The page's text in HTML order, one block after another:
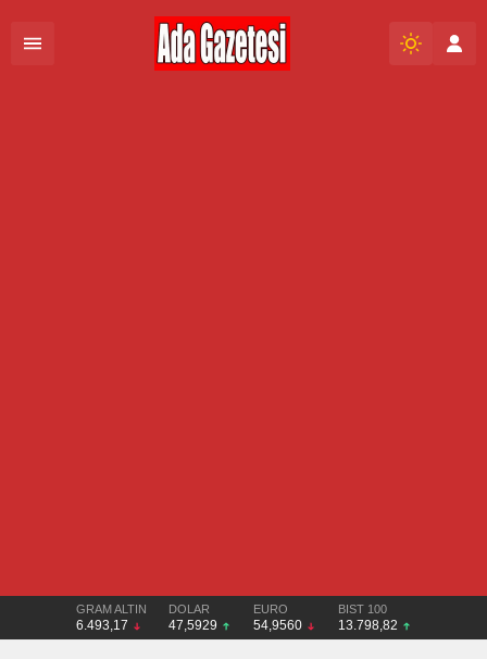
GRAM ALTIN
6.493,17
DOLAR
47,5929
EURO
54,9560
BIST 100
13.798,82